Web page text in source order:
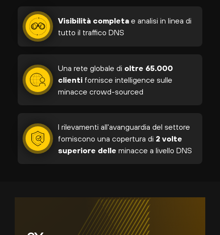
Visibilità completa e analisi in linea di
tutto il traffico DNS
Una rete globale di oltre 65.000
clienti fornisce intelligence sulle
minacce crowd-sourced
I rilevamenti all'avanguardia del settore
forniscono una copertura di 2 volte
superiore delle minacce a livello DNS